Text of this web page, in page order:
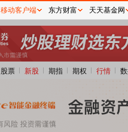
股票 新股 期指 期权 行情
移动客户端 东方财富 天天基金网